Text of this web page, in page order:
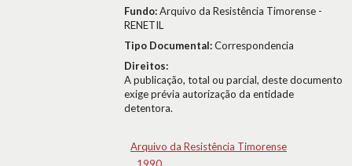
Fundo:Arquivo da Resistência Timorense -
RENETIL
Tipo Documental:Correspondencia
Direitos:
A publicação, total ou parcial, deste documento
exige prévia autorização da entidade
detentora.
Arquivo da Resistência Timorense